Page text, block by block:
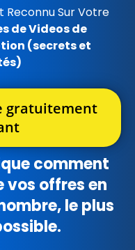
Reconnu Sur Votre
de Videos de
(secrets et
gratuitement
comment
vos offres en
le plus